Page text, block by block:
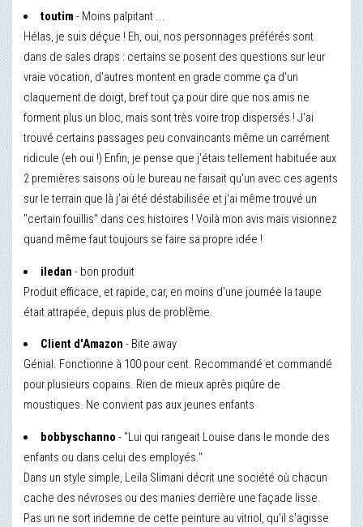
toutim - Moins palpitant ...
Hélas, je suis déçue ! Eh, oui, nos personnages préférés sont
dans de sales draps : certains se posent des questions sur leur
vraie vocation, d'autres montent en grade comme ça d'un
claquement de doigt, bref tout ça pour dire que nos amis ne
forment plus un bloc, mais sont très voire trop dispersés ! J'ai
trouvé certains passages peu convaincants même un carrément
ridicule (eh oui !) Enfin, je pense que j'étais tellement habituée aux
2 premières saisons où le bureau ne faisait qu'un avec ces agents
sur le terrain que là j'ai été déstabilisée et j'ai même trouvé un
"certain fouillis" dans ces histoires ! Voilà mon avis mais visionnez
quand même faut toujours se faire sa propre idée !
iledan - bon produit
Produit efficace, et rapide, car, en moins d'une journée la taupe
était attrapée, depuis plus de problème.
Client d'Amazon - Bite away
Génial. Fonctionne à 100 pour cent. Recommandé et commandé
pour plusieurs copains. Rien de mieux après piqûre de
moustiques. Ne convient pas aux jeunes enfants
bobbyschanno - "Lui qui rangeait Louise dans le monde des
enfants ou dans celui des employés."
Dans un style simple, Leïla Slimani décrit une société où chacun
cache des névroses ou des manies derrière une façade lisse.
Pas un ne sort indemne de cette peinture au vitriol, qu'il s'agisse